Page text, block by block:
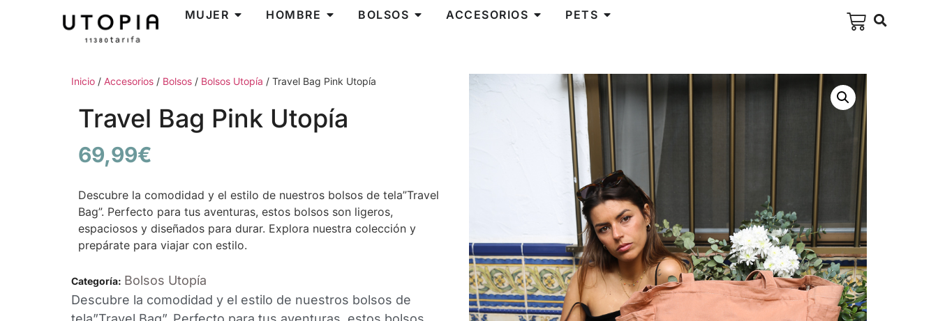
MUJER HOMBRE BOLSOS ACCESORIOS PETS
Inicio / Accesorios / Bolsos / Bolsos Utopía / Travel Bag Pink Utopía
Travel Bag Pink Utopía
69,99€
Descubre la comodidad y el estilo de nuestros bolsos de tela”Travel
Bag”. Perfecto para tus aventuras, estos bolsos son ligeros,
espaciosos y diseñados para durar. Explora nuestra colección y
prepárate para viajar con estilo.
Categoría: Bolsos Utopía
Descubre la comodidad y el estilo de nuestros bolsos de